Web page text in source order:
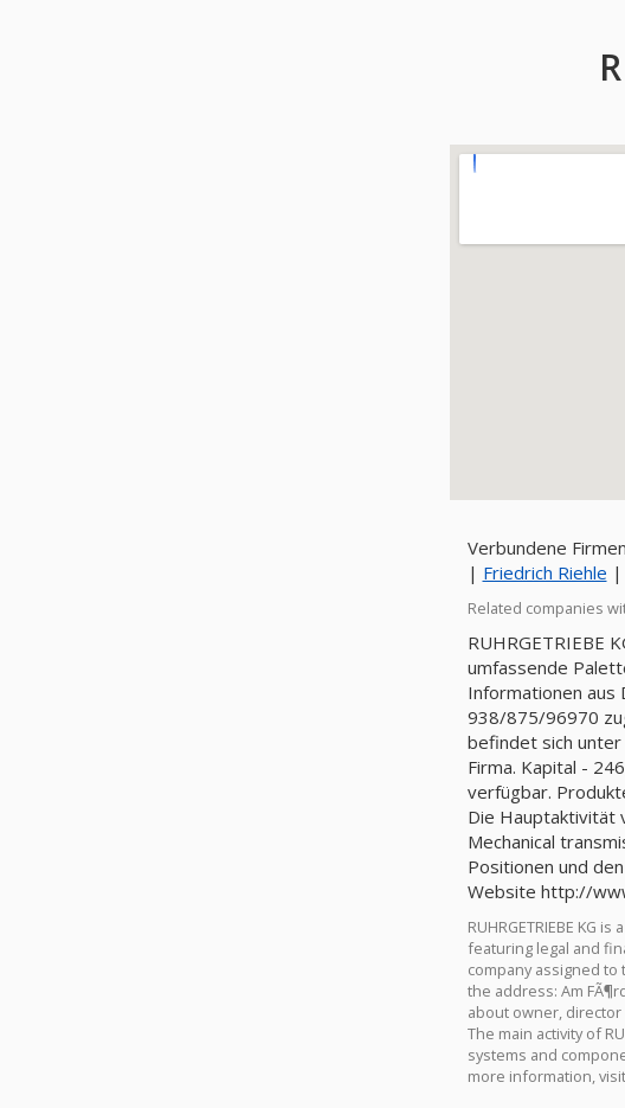
Verbundene
| Friedrich Riehle |
Related companies
RUHRGETRIEBE
umfassende
Informationen aus
938/875/96970
befindet sich unter
Firma. Kapital -
verfügbar.
Die Hauptaktivität
Mechanical
Positionen und
Website http://
RUHRGETRIEBE KG
featuring legal and
company assigned to
the address: Am
about owner, director
The main activity of
systems and
more information,